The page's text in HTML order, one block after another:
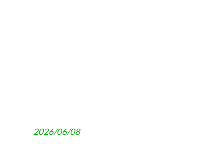
2026/06/08